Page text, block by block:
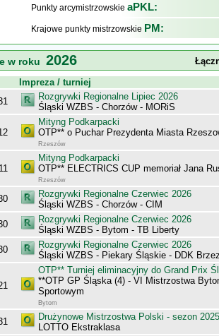
Punkty arcymistrzowskie aPKL:
Krajowe punkty mistrzowskie PM:
w roku 2026
Impreza / turniej
Rozgrywki Regionalne Lipiec 2026
Śląski WZBS - Chorzów - MORiS
Mityng Podkarpacki
OTP** o Puchar Prezydenta Miasta
Rzeszów
Mityng Podkarpacki
OTP** ELECTRICS CUP memoriał Jana
Rzeszów
Rozgrywki Regionalne Czerwiec 2026
Śląski WZBS - Chorzów - CIM
Rozgrywki Regionalne Czerwiec 2026
Śląski WZBS - Bytom - TB Liberty
Rozgrywki Regionalne Czerwiec 2026
Śląski WZBS - Piekary Śląskie - DDK
OTP** Turniej eliminacyjny do Grand Prix
**OTP GP Śląska (4) - VI Mistrzostwa
Sportowym
Bytom
Drużynowe Mistrzostwa Polski - sezon
LOTTO Ekstraklasa